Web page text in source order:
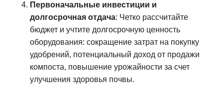
Первоначальные инвестиции и
долгосрочная отдача: Четко рассчитайте
бюджет и учтите долгосрочную ценность
оборудования: сокращение затрат на покупку
удобрений, потенциальный доход от продажи
компоста, повышение урожайности за счет
улучшения здоровья почвы.